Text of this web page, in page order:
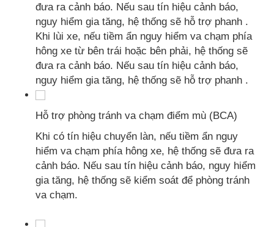
đưa ra cảnh báo. Nếu sau tín hiệu cảnh báo,
nguy hiểm gia tăng, hệ thống sẽ hỗ trợ phanh .
Khi lùi xe, nếu tiềm ẩn nguy hiểm va chạm phía
hông xe từ bên trái hoặc bên phải, hệ thống sẽ
đưa ra cảnh báo. Nếu sau tín hiệu cảnh báo,
nguy hiểm gia tăng, hệ thống sẽ hỗ trợ phanh .
Hỗ trợ phòng tránh va chạm điểm mù (BCA)
Khi có tín hiệu chuyển làn, nếu tiềm ẩn nguy
hiểm va chạm phía hông xe, hệ thống sẽ đưa ra
cảnh báo. Nếu sau tín hiệu cảnh báo, nguy hiểm
gia tăng, hệ thống sẽ kiểm soát để phòng tránh
va chạm.